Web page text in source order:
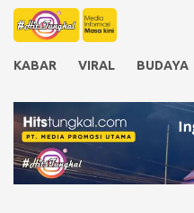
KABAR VIRAL BUDAYA